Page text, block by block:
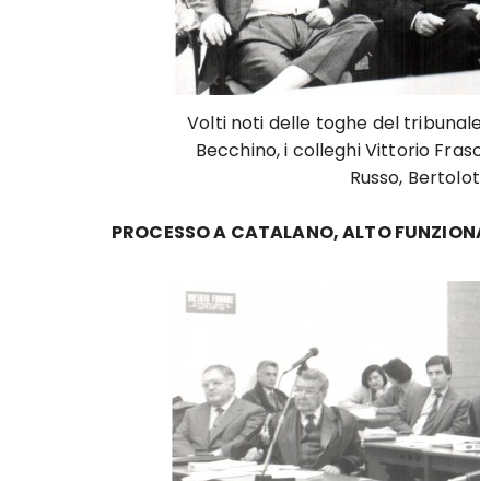
Volti noti delle toghe del
Becchino, i colleghi Vittorio
Russo,
PROCESSO A CATALANO, ALTO